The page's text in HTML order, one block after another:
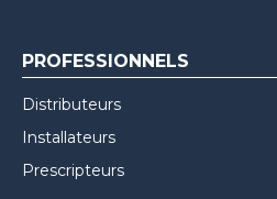
PROFESSIONNELS
Distributeurs
Installateurs
Prescripteurs